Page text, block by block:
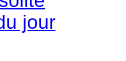
jour